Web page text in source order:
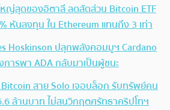
ญ่สุดของอิตาลี ลดสัดส่วน Bitcoin ETF
หันลงทุน ใน Ethereum แทนถึง 3 เท่า
Hoskinson ปลุกพลังคอมมูฯ Cardano
ารพา ADA กลับมาเป็นผู้ชนะ
สาย Solo เจอบล็อก รับทรัพย์คน
ล้านบาท ไม่สนวิกฤตศรัทธาคริปโทฯ